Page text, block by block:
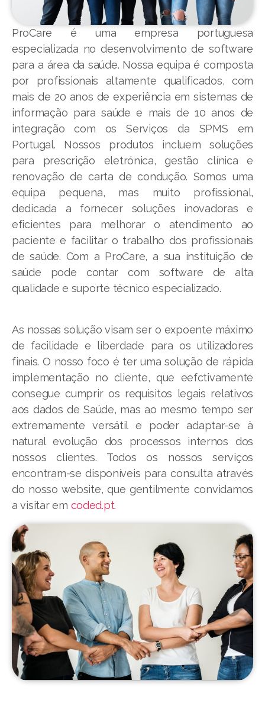
ProCare é uma empresa portuguesa
especializada no desenvolvimento de software
para a área da saúde. Nossa equipa é composta
por profissionais altamente qualificados, com
mais de 20 anos de experiência em sistemas de
informação para saúde e mais de 10 anos de
integração com os Serviços da SPMS em
Portugal. Nossos produtos incluem soluções
para prescrição eletrónica, gestão clínica e
renovação de carta de condução. Somos uma
equipa pequena, mas muito profissional,
dedicada a fornecer soluções inovadoras e
eficientes para melhorar o atendimento ao
paciente e facilitar o trabalho dos profissionais
de saúde. Com a ProCare, a sua instituição de
saúde pode contar com software de alta
qualidade e suporte técnico especializado.
As nossas solução visam ser o expoente máximo
de facilidade e liberdade para os utilizadores
finais. O nosso foco é ter uma solução de rápida
implementação no cliente, que eefctivamente
consegue cumprir os requisitos legais relativos
aos dados de Saúde, mas ao mesmo tempo ser
extremamente versátil e poder adaptar-se à
natural evolução dos processos internos dos
nossos clientes. Todos os nossos serviços
encontram-se disponíveis para consulta através
do nosso website, que gentilmente convidamos
a visitar em coded.pt.